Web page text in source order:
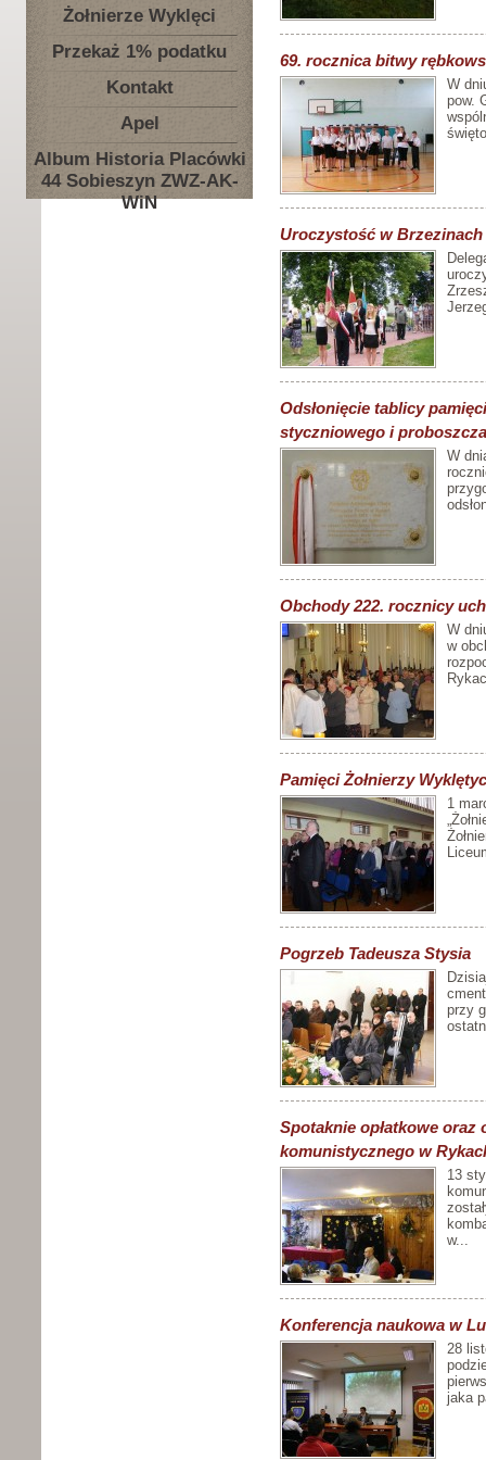
Żołnierze Wyklęci
Przekaż 1% podatku
Kontakt
Apel
Album Historia Placówki
44 Sobieszyn ZWZ-AK-
WiN
69. rocznica bitwy
W
pow.
Uroczystość w Brzezinach
Odsłonięcie tablicy
styczniowego i
W
Obchody 222. rocznicy
W
w
Pamięci Żołnierzy
1
Pogrzeb Tadeusza Stysia
przy
Spotaknie opłatkowe
komunistycznego w
13
w...
Konferencja naukowa w
28
jaka